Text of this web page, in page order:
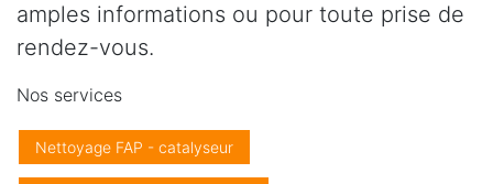
amples informations ou pour toute prise de
rendez-vous.
Nos services
Nettoyage FAP - catalyseur